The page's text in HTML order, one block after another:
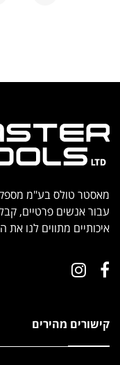
מאסטר טולס בע"מ
עבור אנשים פרטיים,
איכותיים מתווים לנו את
קישורים מהירים